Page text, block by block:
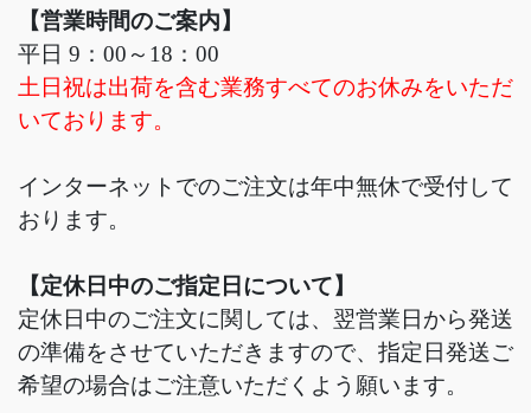
【営業時間のご案内】
平日 9：00～18：00
土日祝は出荷を含む業務すべてのお休みをいただ
いております。
インターネットでのご注文は年中無休で受付して
おります。
【定休日中のご指定日について】
定休日中のご注文に関しては、翌営業日から発送
の準備をさせていただきますので、指定日発送ご
希望の場合はご注意いただくよう願います。